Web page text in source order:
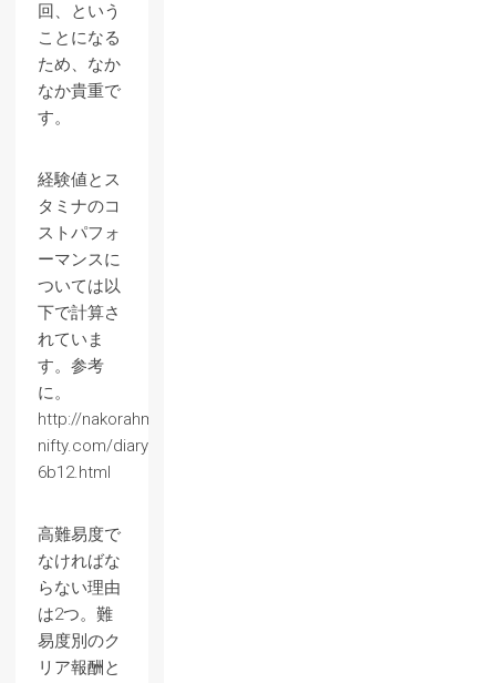
回、という
ことになる
ため、なか
なか貴重で
す。
経験値とス
タミナのコ
ストパフォ
ーマンスに
ついては以
下で計算さ
れていま
す。参考
に。
http://nakorahmen.cocolog-
nifty.com/diary/2015/09/post-
6b12.html
高難易度で
なければな
らない理由
は2つ。難
易度別のク
リア報酬と